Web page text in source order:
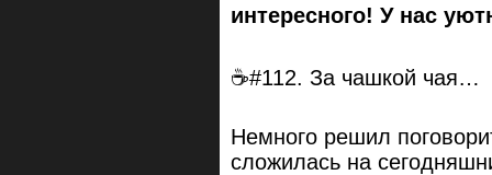
интересного! У нас
☕#112. За чашкой чая…
Немного решил
сложилась на